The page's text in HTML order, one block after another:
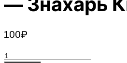
— Знахарь
100₽
Количество